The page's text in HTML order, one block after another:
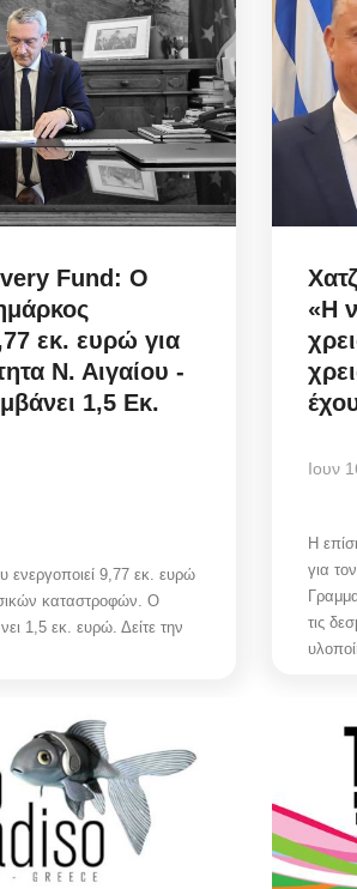
Fund: Ο
εκ. ευρώ για
Ν. Αιγαίου -
1,5 Εκ.
ενεργοποιεί 9,77 εκ. ευρώ
καταστροφών. Ο
1,5 εκ. ευρώ. Δείτε την
«Η
Ιουν
Η
για
τις